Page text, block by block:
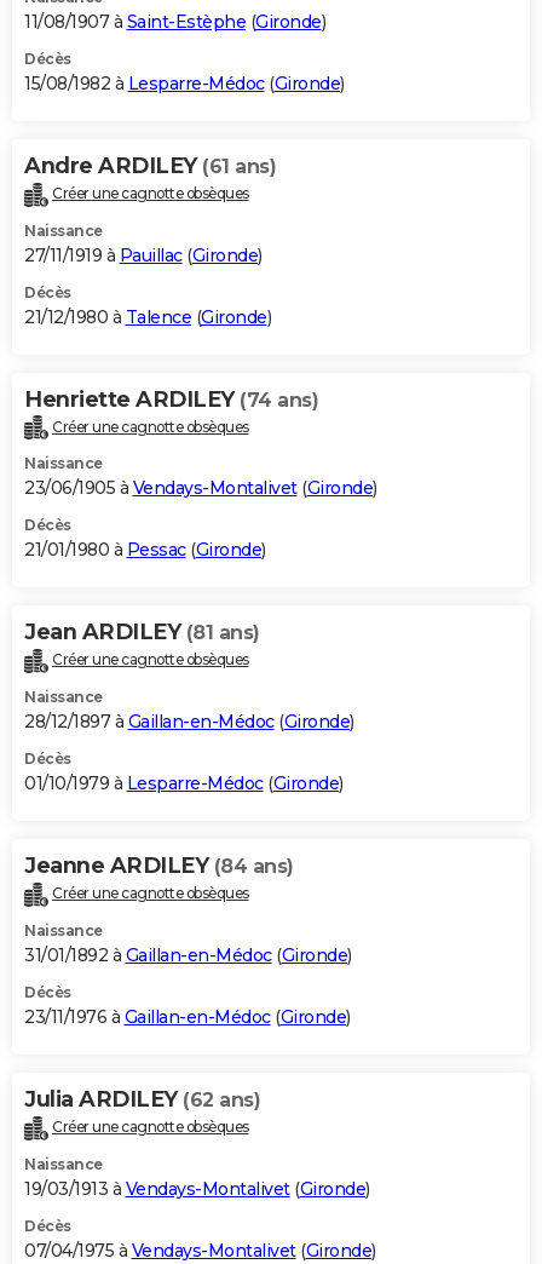
11/08/1907 à Saint-Estèphe (Gironde)
Décès
15/08/1982 à Lesparre-Médoc(Gironde)
Andre ARDILEY (61 ans)
Créer une cagnotte obsèques
Naissance
27/11/1919 à Pauillac(Gironde)
Décès
21/12/1980 à Talence (Gironde)
Henriette ARDILEY (74 ans)
Créer une cagnotte obsèques
Naissance
23/06/1905 à Vendays-Montalivet(Gironde)
Décès
21/01/1980 à Pessac(Gironde)
Jean ARDILEY (81 ans)
Créer une cagnotte obsèques
Naissance
28/12/1897 à Gaillan-en-Médoc(Gironde)
Décès
01/10/1979 à Lesparre-Médoc(Gironde)
Jeanne ARDILEY (84 ans)
Créer une cagnotte obsèques
Naissance
31/01/1892 à Gaillan-en-Médoc(Gironde)
Décès
23/11/1976 à Gaillan-en-Médoc(Gironde)
Julia ARDILEY (62 ans)
Créer une cagnotte obsèques
Naissance
19/03/1913 à Vendays-Montalivet(Gironde)
Décès
07/04/1975 à Vendays-Montalivet(Gironde)